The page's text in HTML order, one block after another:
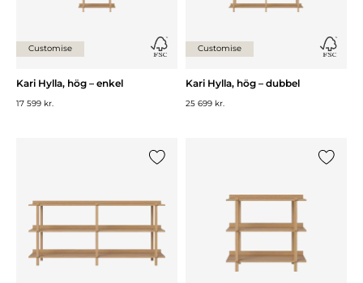
Customise
Kari Hylla, hög – enkel
17 599 kr.
Customise
Kari Hylla, hög – dubbel
25 699 kr.